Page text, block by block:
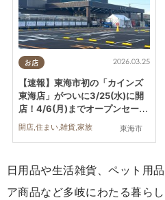
お店
東海市
2026.03.25
【速報】東海市初の「カインズ
東海店」がついに3/25(水)に開
店！4/6(月)までオープンセール
も開催中
開店,住まい,雑貨,家族
日用品や生活雑貨、ペット用
ア商品など多岐にわたる暮ら